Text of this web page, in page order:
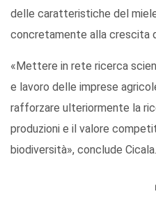
delle caratteristiche del
concretamente alla crescita
«Mettere in rete ricerca
e lavoro delle imprese
rafforzare ulteriormente la
produzioni e il valore
biodiversità», conclude Cicala.